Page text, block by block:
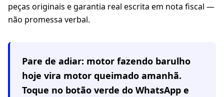
peças originais e garantia real escrita em nota fiscal —
não promessa verbal.
Pare de adiar: motor fazendo barulho
hoje vira motor queimado amanhã.
Toque no botão verde do WhatsApp e